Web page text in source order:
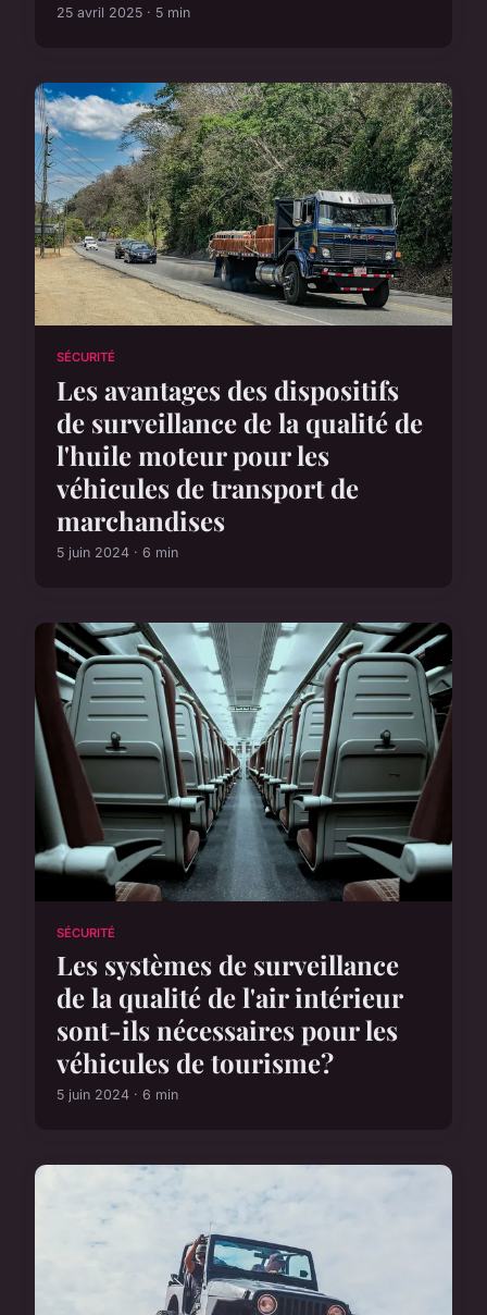
25 avril 2025 · 5 min
SÉCURITÉ
Les avantages des dispositifs
de surveillance de la qualité de
l'huile moteur pour les
véhicules de transport de
marchandises
5 juin 2024 · 6 min
SÉCURITÉ
Les systèmes de surveillance
de la qualité de l'air intérieur
sont-ils nécessaires pour les
véhicules de tourisme?
5 juin 2024 · 6 min